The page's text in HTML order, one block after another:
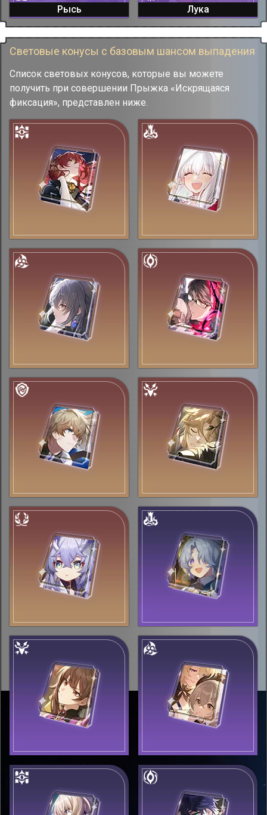
Рысь Лука
Световые конусы с базовым шансом выпадения
Список световых конусов, которые вы можете
получить при совершении Прыжка «Искрящаяся
фиксация», представлен ниже.